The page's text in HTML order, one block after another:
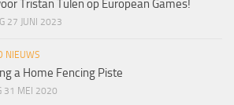
Tristan Tulen op European Games!
27 JUNI 2023
NIEUWS
a Home Fencing Piste
31 MEI 2020